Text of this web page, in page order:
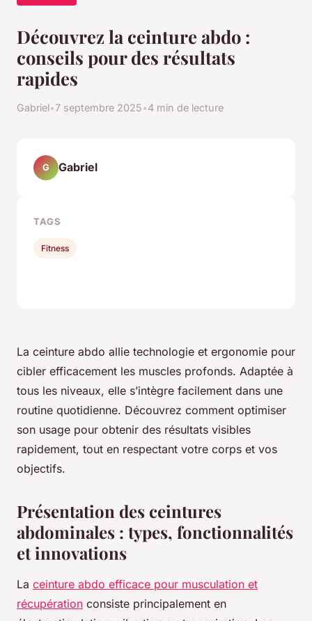
Découvrez la ceinture abdo :
conseils pour des résultats
rapides
Gabriel•7 septembre 2025•4 min de lecture
La ceinture abdo allie technologie et ergonomie pour
cibler efficacement les muscles profonds. Adaptée à
tous les niveaux, elle s’intègre facilement dans une
routine quotidienne. Découvrez comment optimiser
son usage pour obtenir des résultats visibles
rapidement, tout en respectant votre corps et vos
objectifs.
Présentation des ceintures
abdominales : types, fonctionnalités
et innovations
La ceinture abdo efficace pour musculation et
récupération consiste principalement en
G Gabriel
TAGS
Fitness